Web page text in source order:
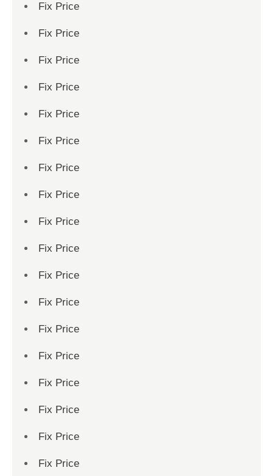
Fix Price
Fix Price
Fix Price
Fix Price
Fix Price
Fix Price
Fix Price
Fix Price
Fix Price
Fix Price
Fix Price
Fix Price
Fix Price
Fix Price
Fix Price
Fix Price
Fix Price
Fix Price